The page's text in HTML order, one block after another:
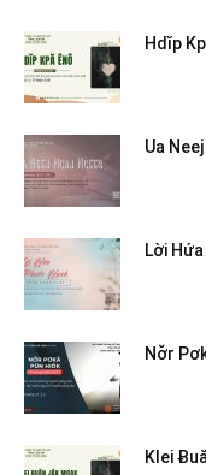
Hdĭp
Ua
Lời
Nơ̆r
Klei